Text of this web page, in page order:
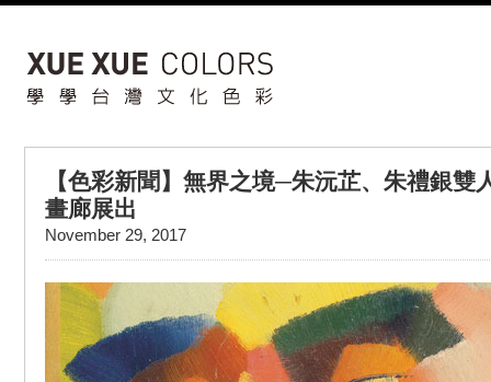
【色彩新聞】無界之境─朱沅芷、朱禮銀雙
畫廊展出
November 29, 2017